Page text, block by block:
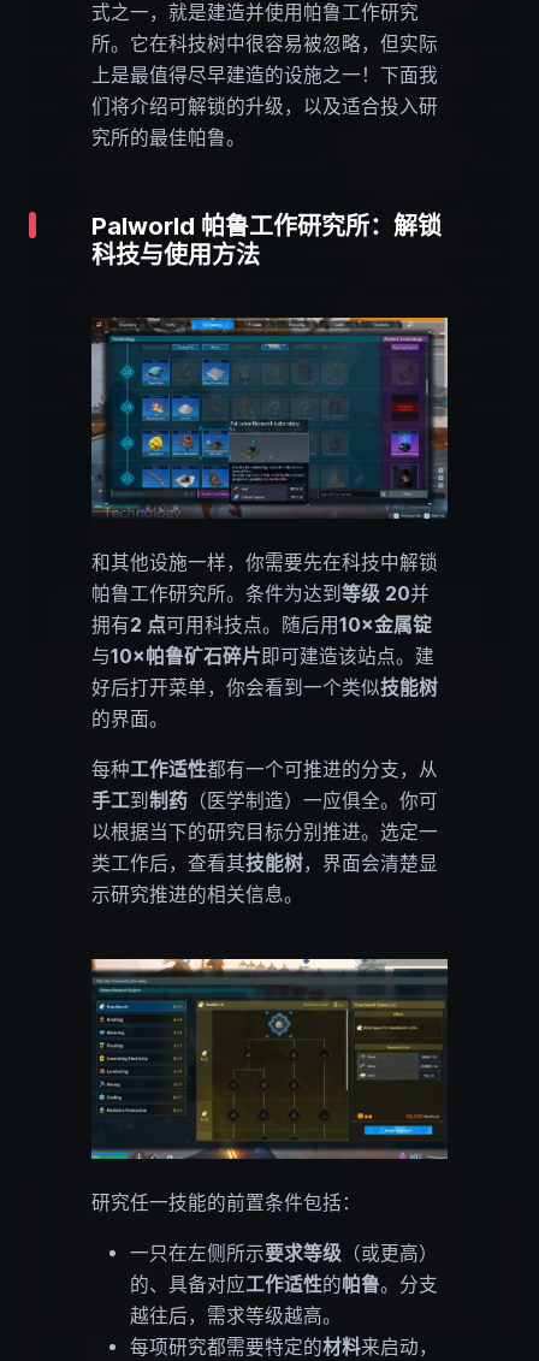
式之一，就是建造并使用帕鲁工作研究
所。它在科技树中很容易被忽略，但实际
上是最值得尽早建造的设施之一！下面我
们将介绍可解锁的升级，以及适合投入研
究所的最佳帕鲁。
Palworld 帕鲁工作研究所：解锁
科技与使用方法
和其他设施一样，你需要先在科技中解锁
帕鲁工作研究所。条件为达到 等级 20并
拥有2 点可用科技点。随后用10×金属锭
与10×帕鲁矿石碎片即可建造该站点。建
好后打开菜单，你会看到一个类似技能树
的界面。
每种工作适性都有一个可推进的分支，从
手工到 制药 （医学制造）一应俱全。你可
以根据当下的研究目标分别推进。选定一
类工作后，查看其技能树，界面会清楚显
示研究推进的相关信息。
研究任一技能的前置条件包括：
一只在左侧所示要求等级 （或更高）
的、具备对应工作适性的帕鲁。分支
越往后，需求等级越高。
每项研究都需要特定的材料来启动，